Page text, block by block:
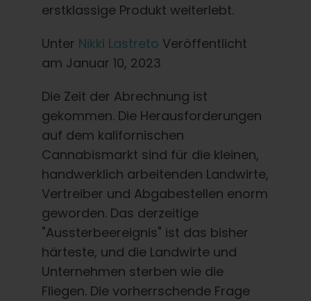
Pheno-Jagd
Erhaltung der karibischen Genetik
Kontakt
Shop
Deutsch
Suche
erstklassige Produkt weiterlebt.
Unter Nikki Lastreto Veröffentlicht
am Januar 10, 2023
Die Zeit der Abrechnung ist
gekommen. Die Herausforderungen
auf dem kalifornischen
Cannabismarkt sind für die kleinen,
handwerklich arbeitenden Landwirte,
Vertreiber und Abgabestellen enorm
geworden. Das derzeitige
"Aussterbeereignis" ist das bisher
härteste, und die Landwirte und
Unternehmen sterben wie die
Fliegen. Die vorherrschende Frage